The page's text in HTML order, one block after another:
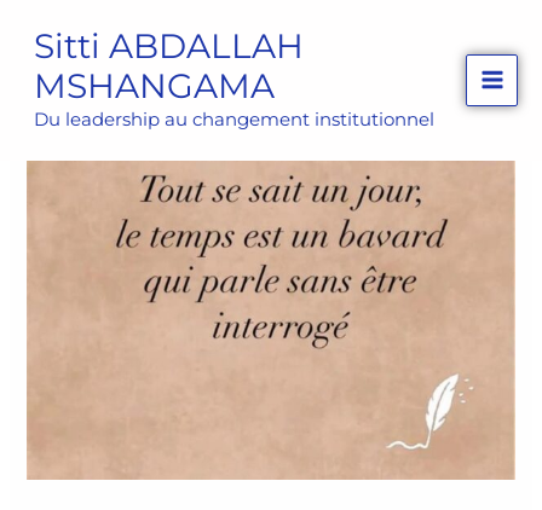
contenu
Sitti ABDALLAH
MSHANGAMA
Du leadership au changement institutionnel